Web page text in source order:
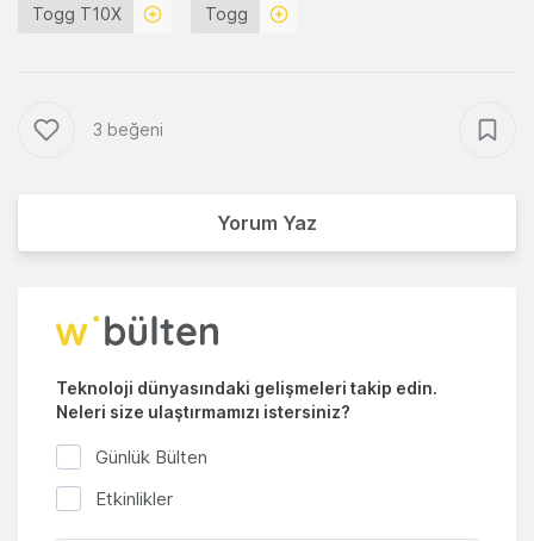
Togg T10X Togg
3 beğeni
Yorum Yaz
Teknoloji dünyasındaki gelişmeleri takip edin.
Neleri size ulaştırmamızı istersiniz?
Günlük Bülten
Etkinlikler